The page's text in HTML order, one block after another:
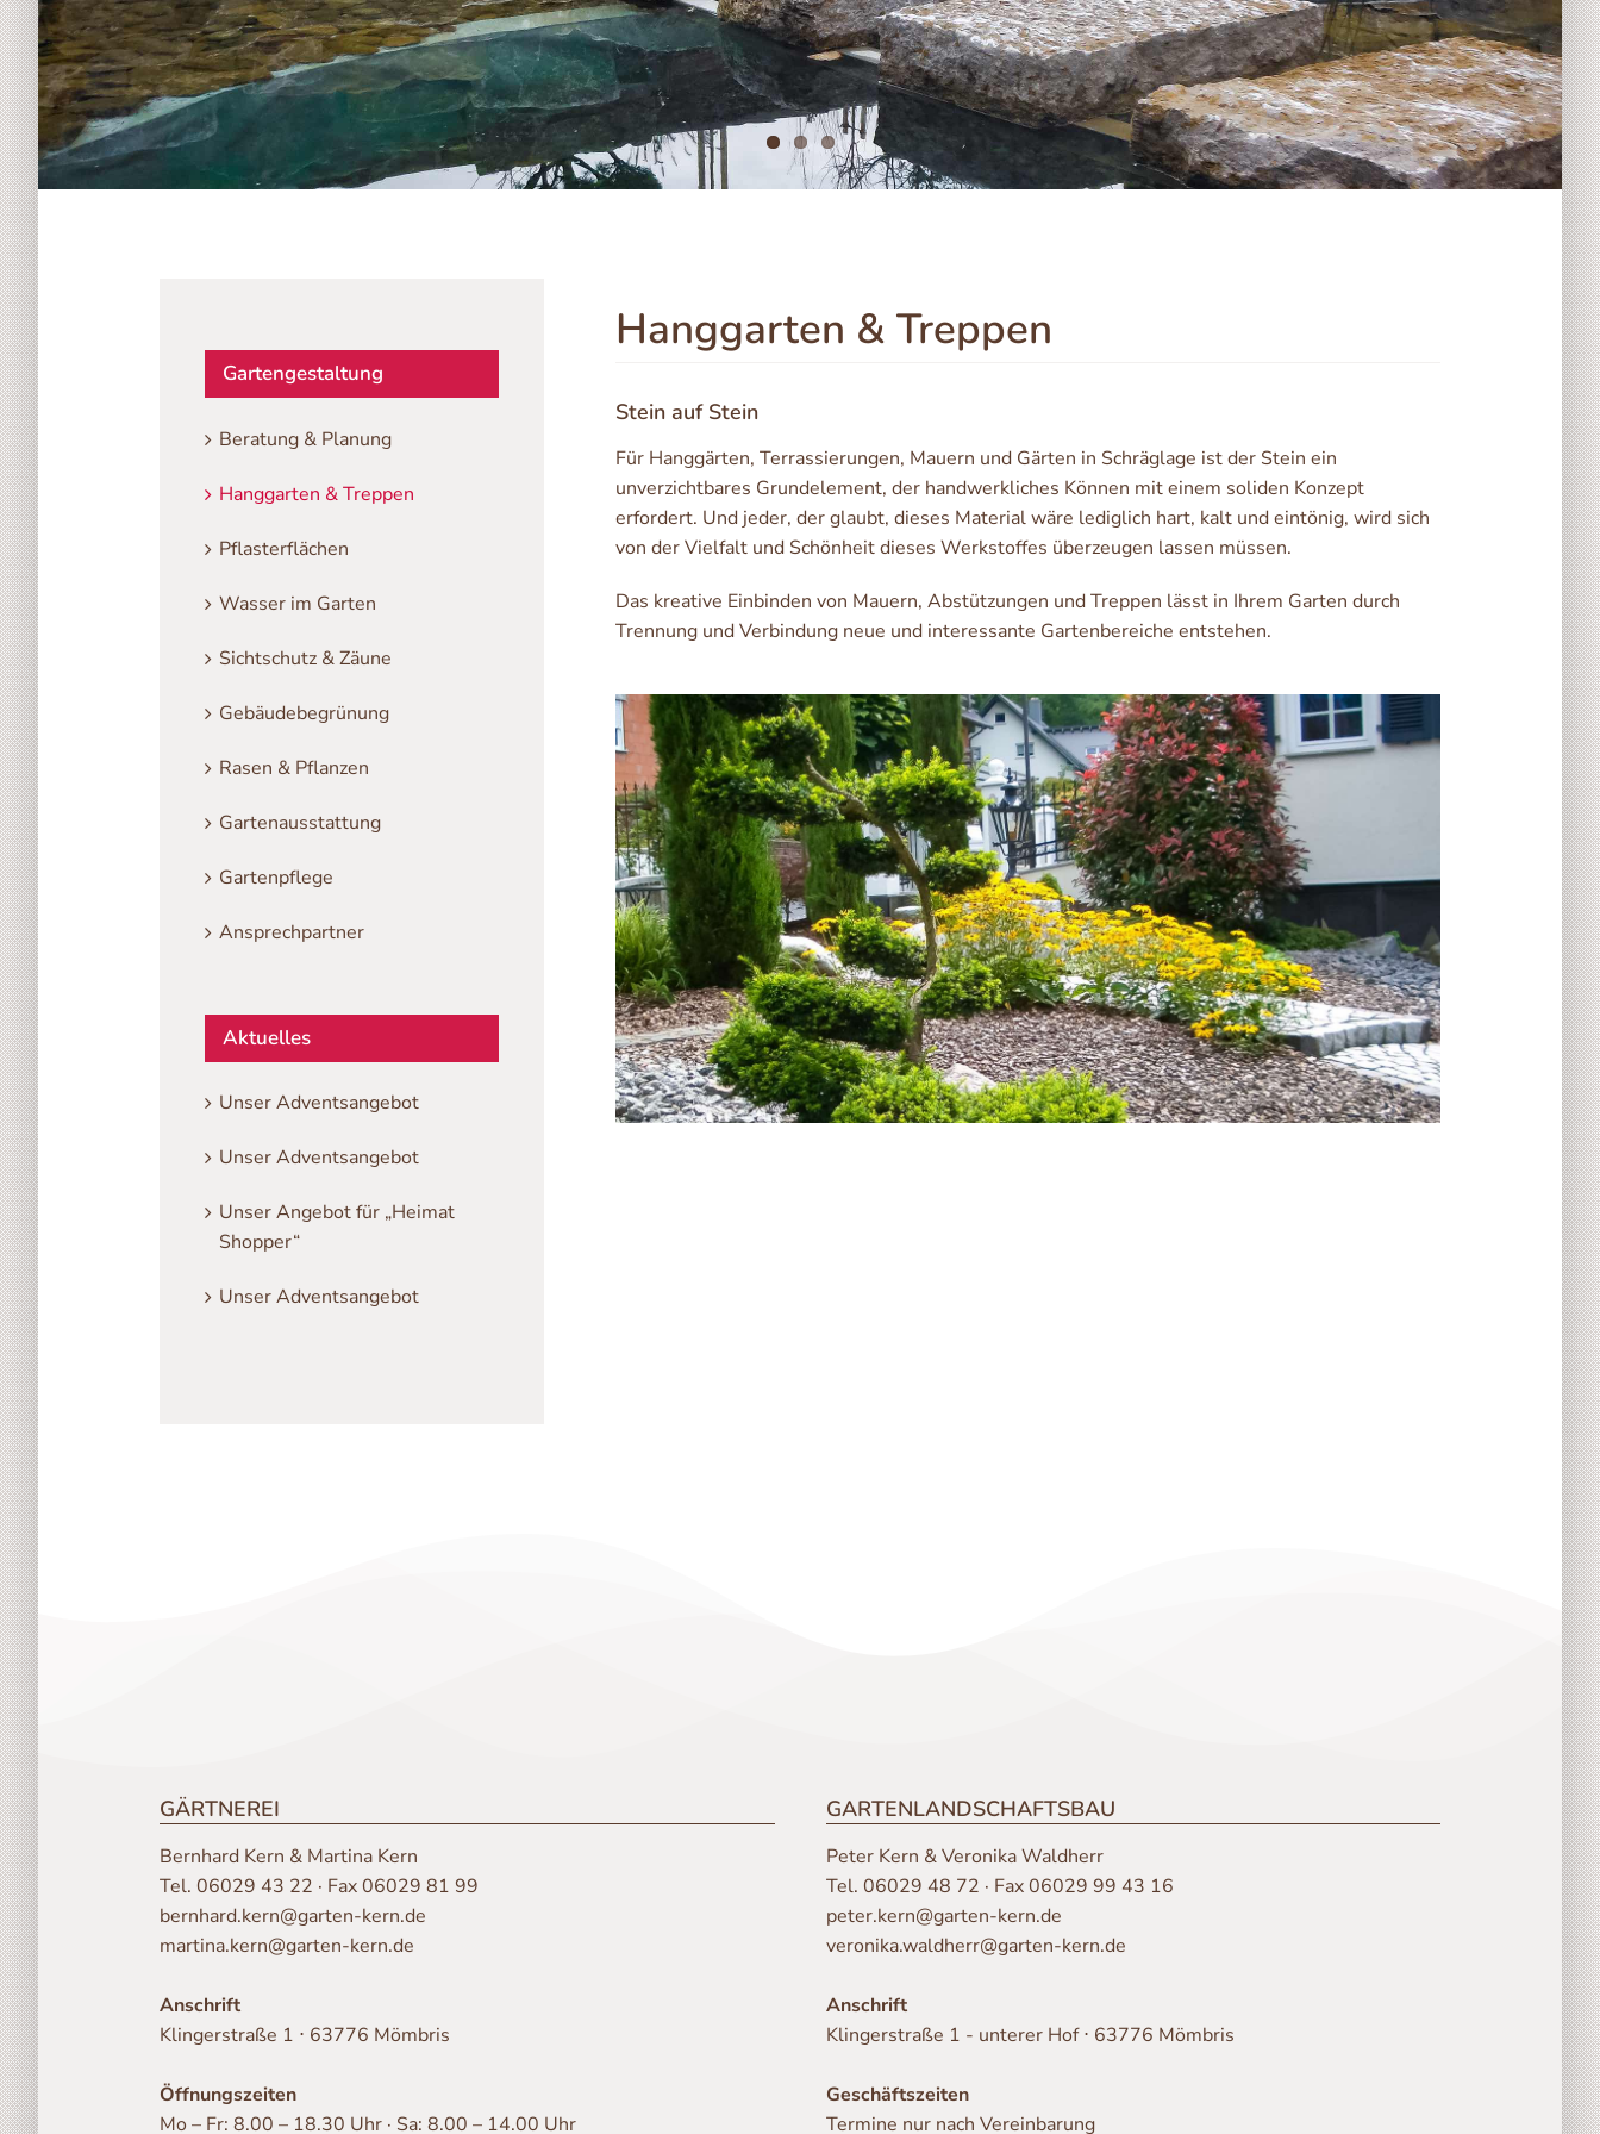
Hanggarten & Treppen
Stein auf Stein
Für Hanggärten, Terrassierungen, Mauern und Gärten in Schräglage ist der Stein ein
unverzichtbares Grundelement, der handwerkliches Können mit einem soliden Konzept
erfordert. Und jeder, der glaubt, dieses Material wäre lediglich hart, kalt und eintönig, wird sich
von der Vielfalt und Schönheit dieses Werkstoffes überzeugen lassen müssen.
Das kreative Einbinden von Mauern, Abstützungen und Treppen lässt in Ihrem Garten durch
Trennung und Verbindung neue und interessante Gartenbereiche entstehen.
Gartengestaltung
Beratung & Planung
Hanggarten & Treppen
Pflasterflächen
Wasser im Garten
Sichtschutz & Zäune
Gebäudebegrünung
Rasen & Pflanzen
Gartenausstattung
Gartenpflege
Ansprechpartner
Aktuelles
Unser Adventsangebot
Unser Adventsangebot
Unser Angebot für „Heimat
Shopper“
Unser Adventsangebot
GÄRTNEREI
Bernhard Kern & Martina Kern
Tel.06029 43 22 · Fax 06029 81 99
bernhard.kern@garten-kern.de
martina.kern@garten-kern.de
Anschrift
Klingerstraße 1 ⋅ 63776 Mömbris
Öffnungszeiten
Mo – Fr: 8.00 – 18.30 Uhr · Sa: 8.00 – 14.00 Uhr
GARTENLANDSCHAFTSBAU
Peter Kern & Veronika Waldherr
Tel. 06029 48 72 · Fax 06029 99 43 16
peter.kern@garten-kern.de
veronika.waldherr@garten-kern.de
Anschrift
Klingerstraße 1 - unterer Hof ⋅ 63776 Mömbris
Geschäftszeiten
Termine nur nach Vereinbarung